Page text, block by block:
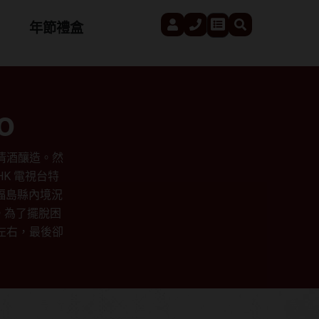
年節禮盒
UserPhoneCartSearch
酒釀造。然
電視台特
島縣內境況
了擺脫困
右，最後卻